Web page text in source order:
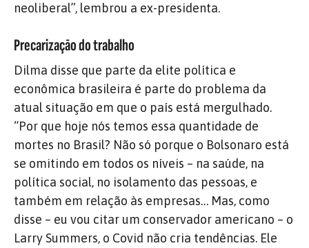
neoliberal”, lembrou a ex-presidenta.
Precarização do trabalho
Dilma disse que parte da elite política e
econômica brasileira é parte do problema da
atual situação em que o país está mergulhado.
“Por que hoje nós temos essa quantidade de
mortes no Brasil? Não só porque o Bolsonaro está
se omitindo em todos os níveis – na saúde, na
política social, no isolamento das pessoas, e
também em relação às empresas… Mas, como
disse – eu vou citar um conservador americano – o
Larry Summers, o Covid não cria tendências. Ele